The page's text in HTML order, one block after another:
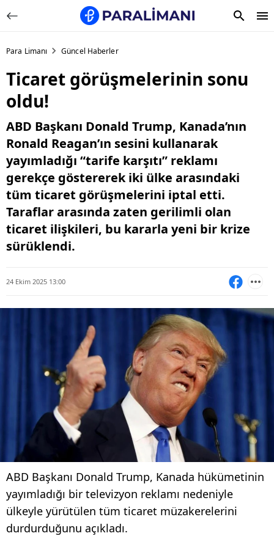
Para Limanı Güncel Haberler
Ticaret görüşmelerinin sonu
oldu!
ABD Başkanı Donald Trump, Kanada’nın
Ronald Reagan’ın sesini kullanarak
yayımladığı “tarife karşıtı” reklamı
gerekçe göstererek iki ülke arasındaki
tüm ticaret görüşmelerini iptal etti.
Taraflar arasında zaten gerilimli olan
ticaret ilişkileri, bu kararla yeni bir krize
sürüklendi.
24 Ekim 2025 13:00
ABD Başkanı Donald Trump, Kanada hükümetinin
yayımladığı bir televizyon reklamı nedeniyle
ülkeyle yürütülen tüm ticaret müzakerelerini
durdurduğunu açıkladı.